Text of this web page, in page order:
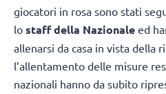
giocatori in rosa sono stati
lo staff della Nazionale ed
allenarsi da casa in vista della
l’allentamento delle misure
nazionali hanno da subito